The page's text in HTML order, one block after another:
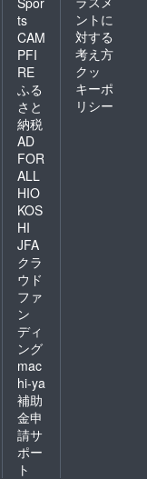
ts
CAM
PFI
RE
ふる
さと
納税
AD
FOR
ALL
HIO
KOS
HI
JFA
クラ
ウド
ファ
ン
ディ
ング
mac
hi-ya
補助
金申
請サ
ポー
ト
ントに
対する
考え方
クッ
キーポ
リシー